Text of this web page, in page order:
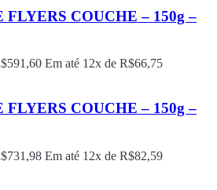
FLYERS COUCHE – 150g –
591,60 Em até 12x de R$66,75
FLYERS COUCHE – 150g –
731,98 Em até 12x de R$82,59